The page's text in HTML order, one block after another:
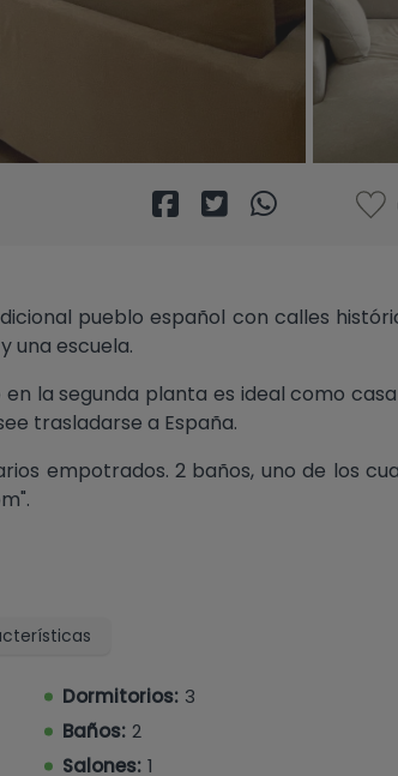
pueblo español con calles
una escuela.
la segunda planta es ideal como
trasladarse a España.
empotrados. 2 baños, uno de los
placa de cocción integrados
con grandes puertas de patio que
se incluye el acceso a una
Dormitorios: 3
Baños: 2
Salones: 1